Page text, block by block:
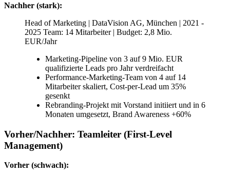
Nachher (stark):
Head of Marketing | DataVision AG, München | 2021 -
2025 Team: 14 Mitarbeiter | Budget: 2,8 Mio.
EUR/Jahr
Marketing-Pipeline von 3 auf 9 Mio. EUR
qualifizierte Leads pro Jahr verdreifacht
Performance-Marketing-Team von 4 auf 14
Mitarbeiter skaliert, Cost-per-Lead um 35%
gesenkt
Rebranding-Projekt mit Vorstand initiiert und in 6
Monaten umgesetzt, Brand Awareness +60%
Vorher/Nachher: Teamleiter (First-Level
Management)
Vorher (schwach):